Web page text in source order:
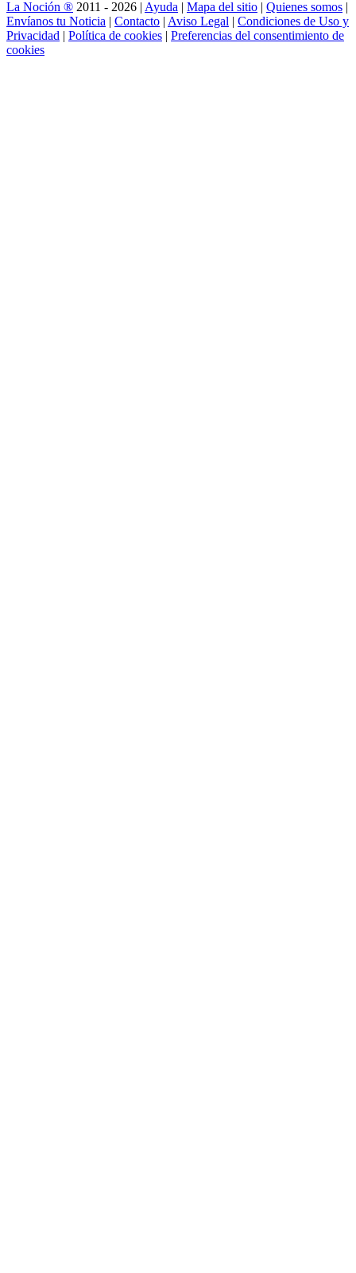
La Noción ® 2011 - 2026 | Ayuda | Mapa del sitio | Quienes somos |
Envíanos tu Noticia | Contacto | Aviso Legal | Condiciones de Uso y
Privacidad | Política de cookies | Preferencias del consentimiento de
cookies